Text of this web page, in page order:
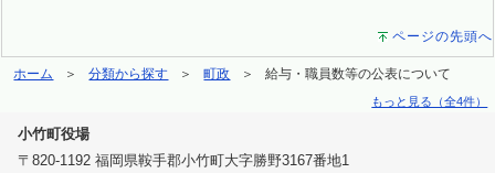
ページの先頭へ
ホーム 分類から探す 町政 給与・職員数等の公表について
もっと見る（全4件）
小竹町役場
〒820-1192 福岡県鞍手郡小竹町大字勝野3167番地1